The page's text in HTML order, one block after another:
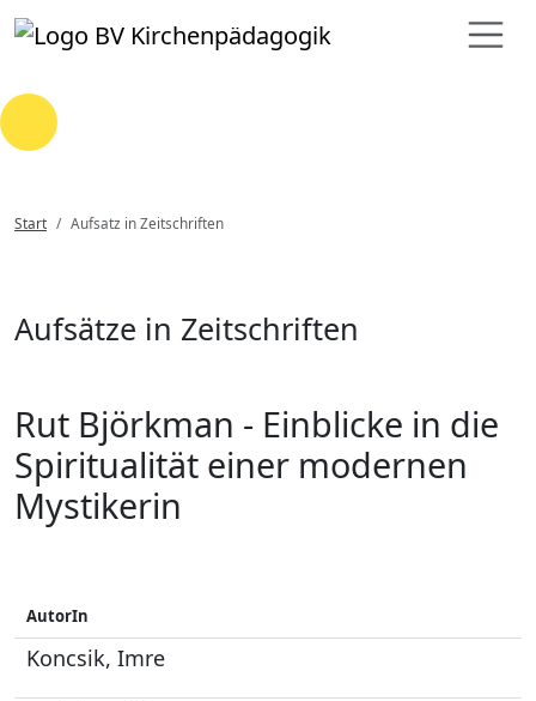
Loading...
Start Aufsatz in Zeitschriften
Aufsätze in Zeitschriften
Rut Björkman - Einblicke in die
Spiritualität einer modernen
Mystikerin
AutorIn
Koncsik, Imre